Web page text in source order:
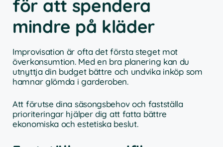
för att spendera
mindre på kläder
Improvisation är ofta det första steget mot
överkonsumtion. Med en bra planering kan du
utnyttja din budget bättre och undvika inköp som
hamnar glömda i garderoben.
Att förutse dina säsongsbehov och fastställa
prioriteringar hjälper dig att fatta bättre
ekonomiska och estetiska beslut.